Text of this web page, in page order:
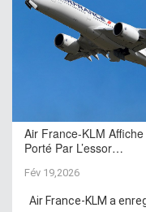
Air France-KLM
Porté Par L’essor…
Fév 19,2026
Air France-KLM a